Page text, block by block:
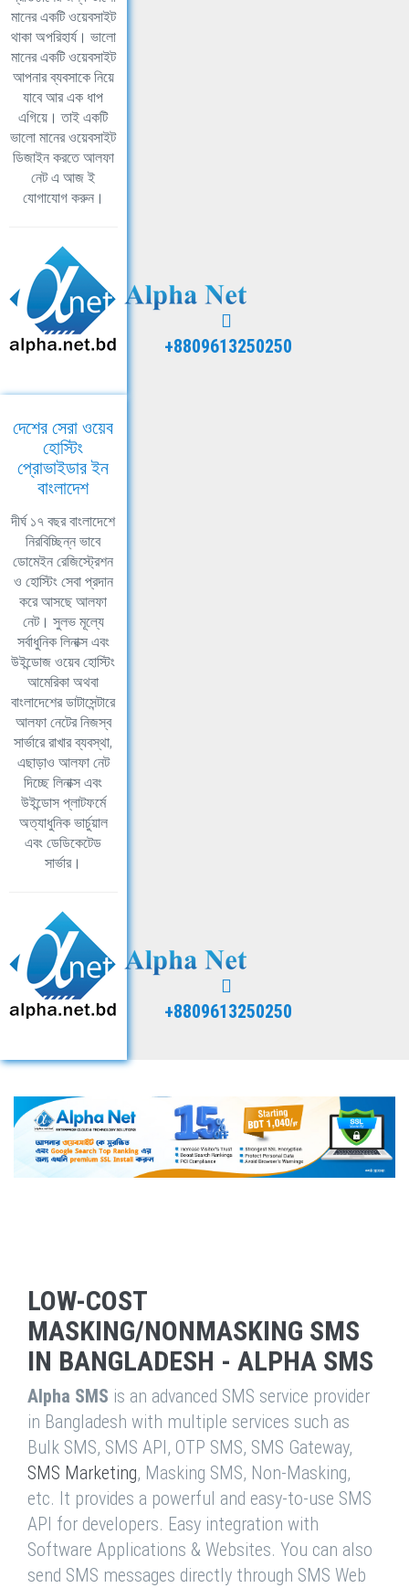
মানের একটি ওয়েবসাইট
থাকা অপরিহার্য। ভালো
মানের একটি ওয়েবসাইট
আপনার ব্যবসাকে নিয়ে
যাবে আর এক ধাপ
এগিয়ে। তাই একটি
ভালো মানের ওয়েবসাইট
ডিজাইন করতে আলফা
নেট এ আজ ই
যোগাযোগ করুন।
+8809613250250
দেশের সেরা ওয়েব
হোস্টিং
প্রোভাইডার ইন
বাংলাদেশ
দীর্ঘ ১৭ বছর বাংলাদেশে
নিরবিচ্ছিন্ন ভাবে
ডোমেইন রেজিস্ট্রেশন
ও হোস্টিং সেবা প্রদান
করে আসছে আলফা
নেট। সুলভ মূল্যে
সর্বাধুনিক লিনাক্স এবং
উইন্ডোজ ওয়েব হোস্টিং
আমেরিকা অথবা
বাংলাদেশের ডাটাসেন্টারে
আলফা নেটের নিজস্ব
সার্ভারে রাখার ব্যবস্থা,
এছাড়াও আলফা নেট
দিচ্ছে লিনাক্স এবং
উইন্ডোস প্লাটফর্মে
অত্যাধুনিক ভার্চুয়াল
এবং ডেডিকেটেড
সার্ভার।
+8809613250250
LOW-COST
MASKING/NONMASKING SMS
IN BANGLADESH - ALPHA SMS
Alpha SMS is an advanced SMS service provider
in Bangladesh with multiple services such as
Bulk SMS, SMS API, OTP SMS, SMS Gateway,
SMS Marketing, Masking SMS, Non-Masking,
etc. It provides a powerful and easy-to-use SMS
API for developers. Easy integration with
Software Applications & Websites. You can also
send SMS messages directly through SMS Web